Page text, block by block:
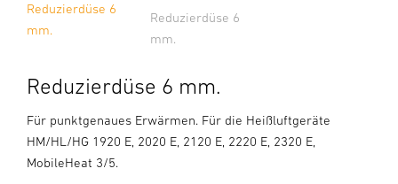
Reduzierdüse 6
mm.
Reduzierdüse 6
mm.
Reduzierdüse 6 mm.
Für punktgenaues Erwärmen. Für die Heißluftgeräte
HM/HL/HG 1920 E, 2020 E, 2120 E, 2220 E, 2320 E,
MobileHeat 3/5.